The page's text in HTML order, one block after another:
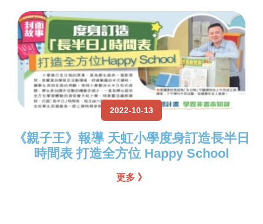
2022-10-13
《親子王》報導 天虹小學度身訂造長半日
時間表 打造全方位 Happy School
更多 》